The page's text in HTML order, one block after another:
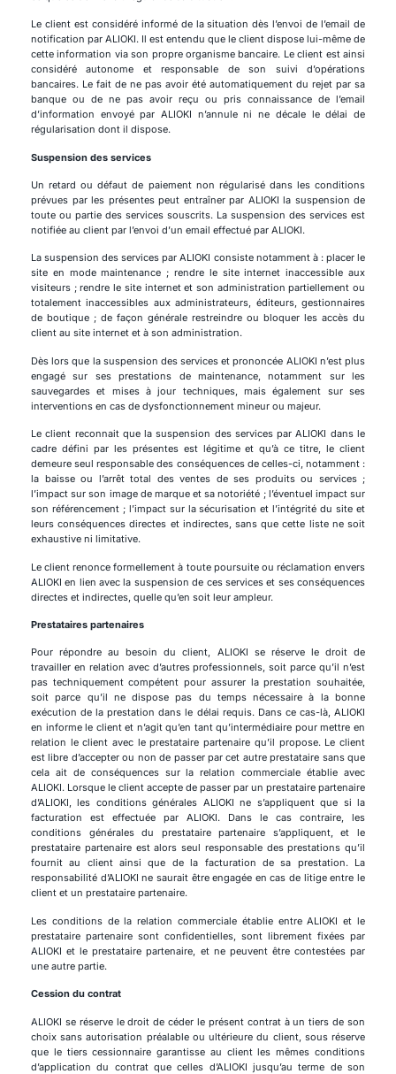
Le client est considéré informé de la situation dès l’envoi de l’email de
notification par ALIOKI. Il est entendu que le client dispose lui-même de
cette information via son propre organisme bancaire. Le client est ainsi
considéré autonome et responsable de son suivi d’opérations
bancaires. Le fait de ne pas avoir été automatiquement du rejet par sa
banque ou de ne pas avoir reçu ou pris connaissance de l’email
d’information envoyé par ALIOKI n’annule ni ne décale le délai de
régularisation dont il dispose.
Suspension des services
Un retard ou défaut de paiement non régularisé dans les conditions
prévues par les présentes peut entraîner par ALIOKI la suspension de
toute ou partie des services souscrits. La suspension des services est
notifiée au client par l’envoi d’un email effectué par ALIOKI.
La suspension des services par ALIOKI consiste notamment à : placer le
site en mode maintenance ; rendre le site internet inaccessible aux
visiteurs ; rendre le site internet et son administration partiellement ou
totalement inaccessibles aux administrateurs, éditeurs, gestionnaires
de boutique ; de façon générale restreindre ou bloquer les accès du
client au site internet et à son administration.
Dès lors que la suspension des services et prononcée ALIOKI n’est plus
engagé sur ses prestations de maintenance, notamment sur les
sauvegardes et mises à jour techniques, mais également sur ses
interventions en cas de dysfonctionnement mineur ou majeur.
Le client reconnait que la suspension des services par ALIOKI dans le
cadre défini par les présentes est légitime et qu’à ce titre, le client
demeure seul responsable des conséquences de celles-ci, notamment :
la baisse ou l’arrêt total des ventes de ses produits ou services ;
l’impact sur son image de marque et sa notoriété ; l’éventuel impact sur
son référencement ; l’impact sur la sécurisation et l’intégrité du site et
leurs conséquences directes et indirectes, sans que cette liste ne soit
exhaustive ni limitative.
Le client renonce formellement à toute poursuite ou réclamation envers
ALIOKI en lien avec la suspension de ces services et ses conséquences
directes et indirectes, quelle qu’en soit leur ampleur.
Prestataires partenaires
Pour répondre au besoin du client, ALIOKI se réserve le droit de
travailler en relation avec d’autres professionnels, soit parce qu’il n’est
pas techniquement compétent pour assurer la prestation souhaitée,
soit parce qu’il ne dispose pas du temps nécessaire à la bonne
exécution de la prestation dans le délai requis. Dans ce cas-là, ALIOKI
en informe le client et n’agit qu’en tant qu’intermédiaire pour mettre en
relation le client avec le prestataire partenaire qu’il propose. Le client
est libre d’accepter ou non de passer par cet autre prestataire sans que
cela ait de conséquences sur la relation commerciale établie avec
ALIOKI. Lorsque le client accepte de passer par un prestataire partenaire
d’ALIOKI, les conditions générales ALIOKI ne s’appliquent que si la
facturation est effectuée par ALIOKI. Dans le cas contraire, les
conditions générales du prestataire partenaire s’appliquent, et le
prestataire partenaire est alors seul responsable des prestations qu’il
fournit au client ainsi que de la facturation de sa prestation. La
responsabilité d’ALIOKI ne saurait être engagée en cas de litige entre le
client et un prestataire partenaire.
Les conditions de la relation commerciale établie entre ALIOKI et le
prestataire partenaire sont confidentielles, sont librement fixées par
ALIOKI et le prestataire partenaire, et ne peuvent être contestées par
une autre partie.
Cession du contrat
ALIOKI se réserve le droit de céder le présent contrat à un tiers de son
choix sans autorisation préalable ou ultérieure du client, sous réserve
que le tiers cessionnaire garantisse au client les mêmes conditions
d’application du contrat que celles d’ALIOKI jusqu’au terme de son